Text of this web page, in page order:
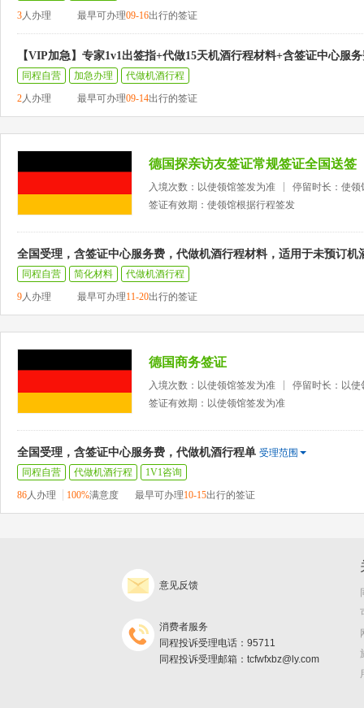
3人办理 最早可办理09-16出行的签证
【VIP加急】专家1v1出签指+代做15天机酒行程材料+含签证中心服
同程自营 加急办理
代做机酒行程
2人办理 最早可办理09-14出行的签证
德国探亲访友签证常规签证全国送签
入境次数：以使领馆签发为准
停留时长：使领
签证有效期：使领馆根据行程签发
全国受理，含签证中心服务费，代做机酒行程材料，适用于未预订机
同程自营 简化材料
代做机酒行程
9人办理 最早可办理11-20出行的签证
德国商务签证
入境次数：以使领馆签发为准
停留时长：以使
签证有效期：以使领馆签发为准
全国受理，含签证中心服务费，代做机酒行程单 受理范围
同程自营
代做机酒行程
1V1咨询
86人办理 100%满意度 最早可办理10-15出行的签证
意见反馈
消费者服务
同程投诉受理电话：95711
同程投诉受理邮箱：tcfwfxbz@ly.com